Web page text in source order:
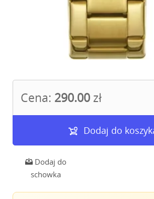
Cena: 290.00 zł
Dodaj do
Dodaj do
schowka